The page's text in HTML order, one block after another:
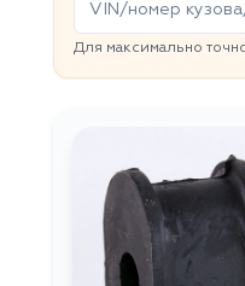
Для максимально